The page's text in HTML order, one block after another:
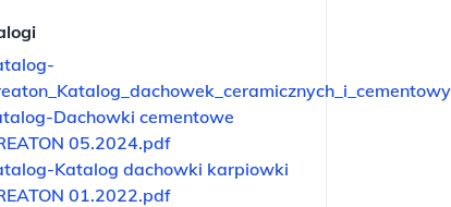
Dachowki cementowe
05.2024.pdf
Katalog dachowki karpiowki
01.2022.pdf